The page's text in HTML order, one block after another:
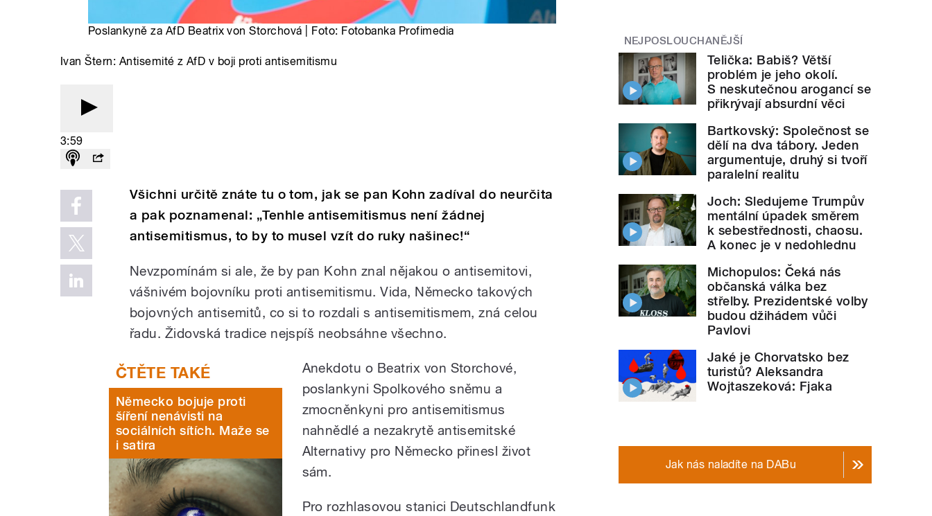
Poslankyně za AfD Beatrix von Storchová | Foto: Fotobanka Profimedia
Ivan Štern: Antisemité z AfD v boji proti antisemitismu
3:59
Všichni určitě znáte tu o tom, jak se pan Kohn zadíval do neurčita
a pak poznamenal: „Tenhle antisemitismus není žádnej
antisemitismus, to by to musel vzít do ruky našinec!“
Nevzpomínám si ale, že by pan Kohn znal nějakou o antisemitovi,
vášnivém bojovníku proti antisemitismu. Vida, Německo takových
bojovných antisemitů, co si to rozdali s antisemitismem, zná celou
řadu. Židovská tradice nejspíš neobsáhne všechno.
Německo bojuje proti
šíření nenávisti na
sociálních sítích. Maže se
i satira
Anekdotu o Beatrix von Storchové,
poslankyni Spolkového sněmu a
zmocněnkyni pro antisemitismus
nahnědlé a nezakrytě antisemitské
Alternativy pro Německo přinesl život
sám.
Pro rozhlasovou stanici Deutschlandfunk
NEJPOSLOUCHANĚJŠÍ
Telička: Babiš? Větší
problém je jeho okolí.
S neskutečnou arogancí se
přikrývají absurdní věci
Bartkovský: Společnost se
dělí na dva tábory. Jeden
argumentuje, druhý si tvoří
paralelní realitu
Joch: Sledujeme Trumpův
mentální úpadek směrem
k sebestřednosti, chaosu.
A konec je v nedohlednu
Michopulos: Čeká nás
občanská válka bez
střelby. Prezidentské volby
budou džihádem vůči
Pavlovi
Jaké je Chorvatsko bez
turistů? Aleksandra
Wojtaszeková: Fjaka
Jak nás naladíte na DABu